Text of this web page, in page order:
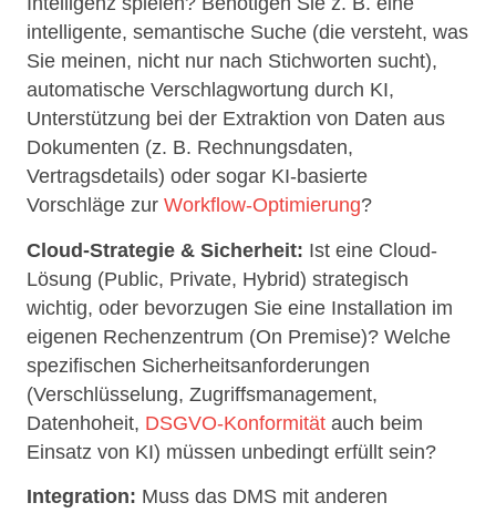
intelligente, semantische Suche (die versteht, was
Sie meinen, nicht nur nach Stichworten sucht),
automatische Verschlagwortung durch KI,
Unterstützung bei der Extraktion von Daten aus
Dokumenten (z. B. Rechnungsdaten,
Vertragsdetails) oder sogar KI-basierte
Vorschläge zur Workflow-Optimierung?
Cloud-Strategie & Sicherheit: Ist eine Cloud-
Lösung (Public, Private, Hybrid) strategisch
wichtig, oder bevorzugen Sie eine Installation im
eigenen Rechenzentrum (On Premise)? Welche
spezifischen Sicherheitsanforderungen
(Verschlüsselung, Zugriffsmanagement,
Datenhoheit, DSGVO-Konformität auch beim
Einsatz von KI) müssen unbedingt erfüllt sein?
Integration: Muss das DMS mit anderen